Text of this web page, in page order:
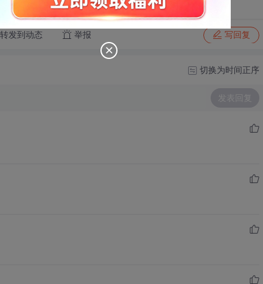
转发到动态 举报 写回复
切换为时间正序
发表回复